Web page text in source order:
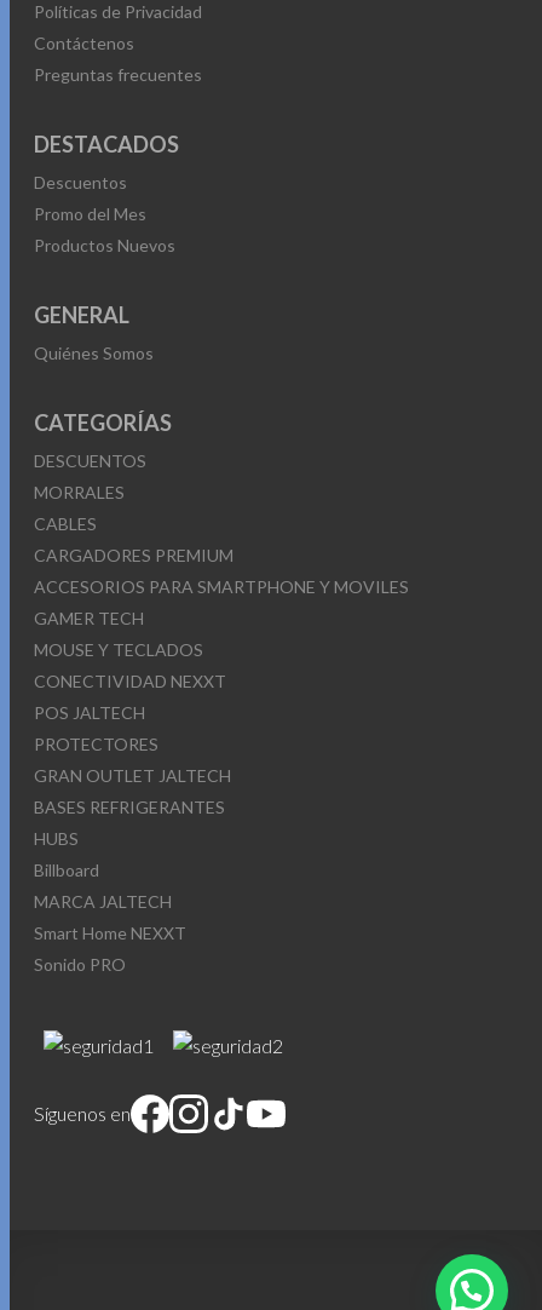
Políticas de Privacidad
Contáctenos
Preguntas frecuentes
DESTACADOS
Descuentos
Promo del Mes
Productos Nuevos
GENERAL
Quiénes Somos
CATEGORÍAS
DESCUENTOS
MORRALES
CABLES
CARGADORES PREMIUM
ACCESORIOS PARA SMARTPHONE Y MOVILES
GAMER TECH
MOUSE Y TECLADOS
CONECTIVIDAD NEXXT
POS JALTECH
PROTECTORES
GRAN OUTLET JALTECH
BASES REFRIGERANTES
HUBS
Billboard
MARCA JALTECH
Smart Home NEXXT
Sonido PRO
Síguenos en